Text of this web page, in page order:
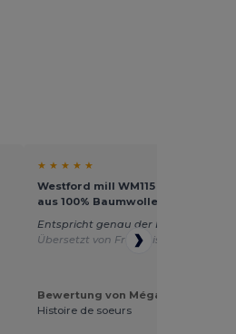
★ ★ ★ ★ ★
Westford mill WM115 -
aus 100% Baumwolle
Entspricht genau der Beschreibung
Übersetzt von Français
Bewertung von Mégane L.
Histoire de soeurs